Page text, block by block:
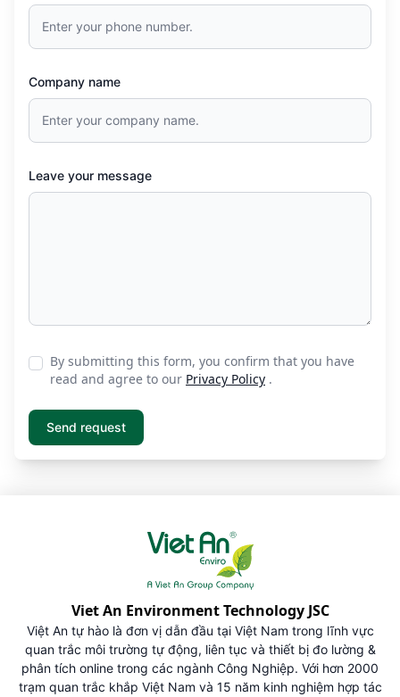
Company name
Leave your message
By submitting this form, you confirm that you have
read and agree to our Privacy Policy .
Viet An Environment Technology JSC
Việt An tự hào là đơn vị dẫn đầu tại Việt Nam trong lĩnh vực
quan trắc môi trường tự động, liên tục và thiết bị đo lường &
phân tích online trong các ngành Công Nghiệp. Với hơn 2000
trạm quan trắc khắp Việt Nam và 15 năm kinh nghiệm hợp tác